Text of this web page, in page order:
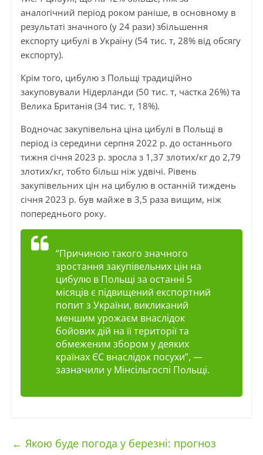
аналогічний період роком раніше, в основному в
результаті значного (у 24 рази) збільшення
експорту цибулі в Україну (54 тис. т, 28% від обсягу
експорту).
Крім того, цибулю з Польщі традиційно
закуповували Нідерланди (50 тис. т, частка 26%) та
Велика Британія (34 тис. т, 18%).
Водночас закупівельна ціна цибулі в Польщі в
період із середини серпня 2022 р. до останнього
тижня січня 2023 р. зросла з 1,37 злотих/кг до 2,79
злотих/кг, тобто більш ніж удвічі. Рівень
закупівельних цін на цибулю в останній тиждень
січня 2023 р. був майже в 3,5 раза вищим, ніж
попереднього року.
“Причиною такого значного
зростання закупівельних цін на
цибулю в Польщі за останні 5
місяців є підвищений експортний
попит з України, викликаний
меншим урожаєм внаслідок
бойових дій на її території та
обмеженим збором у деяких
країнах ЄС внаслідок посухи”, —
зазначили у Мінсільгоспі Польщі.
← Якою буде погода у березні: прогноз